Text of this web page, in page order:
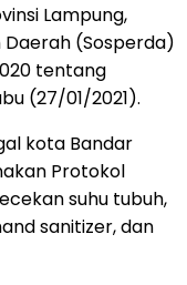
Lampung,
Daerah (Sosperda)
tentang
(27/01/2021).
kota Bandar
Protokol
suhu tubuh,
sanitizer, dan